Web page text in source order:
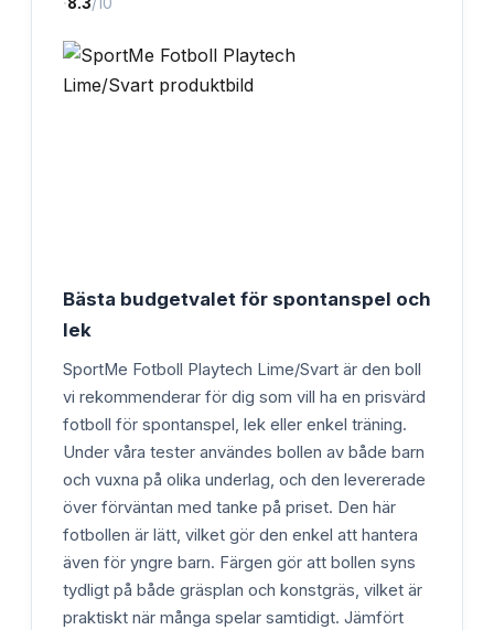
Bästa budgetvalet för spontanspel och
lek
SportMe Fotboll Playtech Lime/Svart är den boll
vi rekommenderar för dig som vill ha en prisvärd
fotboll för spontanspel, lek eller enkel träning.
Under våra tester användes bollen av både barn
och vuxna på olika underlag, och den levererade
över förväntan med tanke på priset. Den här
fotbollen är lätt, vilket gör den enkel att hantera
även för yngre barn. Färgen gör att bollen syns
tydligt på både gräsplan och konstgräs, vilket är
praktiskt när många spelar samtidigt. Jämfört